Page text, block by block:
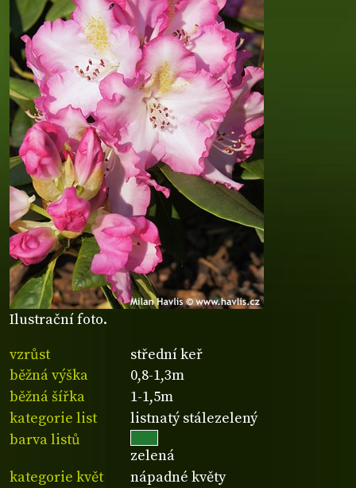
Ilustrační foto.
vzrůst
střední keř
běžná výška
0,8-1,3m
běžná šířka
1-1,5m
kategorie list
listnatý stálezelený
barva listů
zelená
kategorie květ
nápadné květy